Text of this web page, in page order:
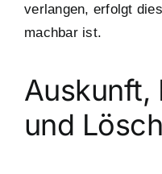
verlangen, erfolgt
machbar ist.
Auskunft,
und